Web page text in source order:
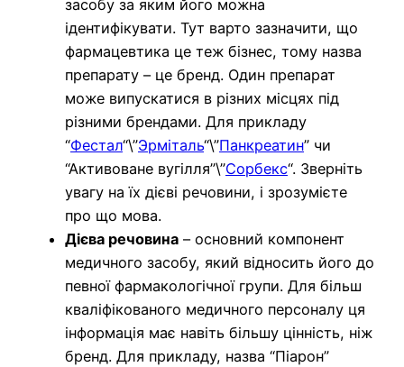
засобу за яким його можна
ідентифікувати. Тут варто зазначити, що
фармацевтика це теж бізнес, тому назва
препарату – це бренд. Один препарат
може випускатися в різних місцях під
різними брендами. Для прикладу
“Фестал“\”Эрміталь“\”Панкреатин” чи
“Активоване вугілля”\”Сорбекс“. Зверніть
увагу на їх дієві речовини, і зрозумієте
про що мова.
Дієва речовина – основний компонент
медичного засобу, який відносить його до
певної фармакологічної групи. Для більш
кваліфікованого медичного персоналу ця
інформація має навіть більшу цінність, ніж
бренд. Для прикладу, назва “Піарон”